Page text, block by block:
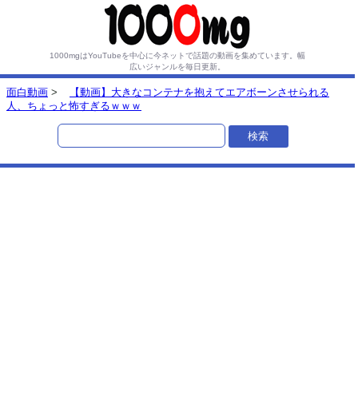
1000mgはYouTubeを中心に今ネットで話題の動画を集めています。 幅
広いジャンルを毎日更新。
面白動画 >
【動画】大きなコンテナを抱えてエアボーンさせられる
人、ちょっと怖すぎるｗｗｗ